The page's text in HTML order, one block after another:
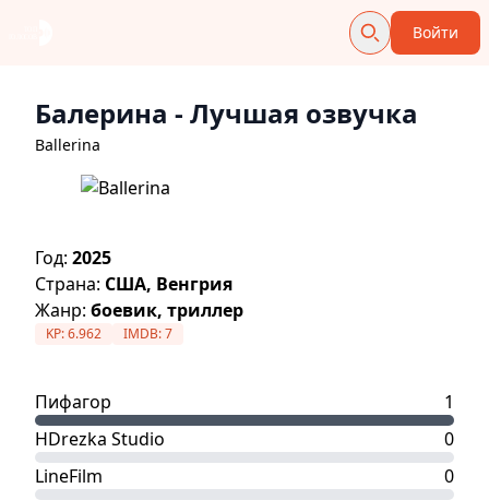
Войти
Балерина - Лучшая озвучка
Ballerina
Год: 2025
Страна: США, Венгрия
Жанр: боевик, триллер
KP:6.962 IMDB:7
Пифагор
1
HDrezka Studio
0
LineFilm
0